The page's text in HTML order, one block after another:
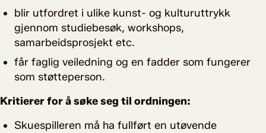
blir utfordret i ulike kunst- og kulturuttrykk
gjennom studiebesøk, workshops,
samarbeidsprosjekt etc.
får faglig veiledning og en fadder som fungerer
som støtteperson.
Kritierer for å søke seg til ordningen:
Skuespilleren må ha fullført en utøvende